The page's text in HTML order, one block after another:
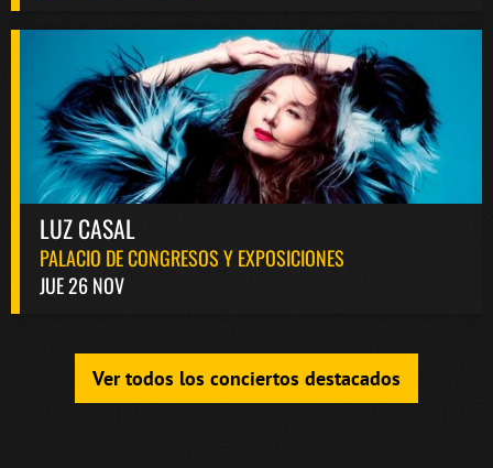
LUZ CASAL
PALACIO DE CONGRESOS Y EXPOSICIONES
JUE 26 NOV
Ver todos los conciertos destacados